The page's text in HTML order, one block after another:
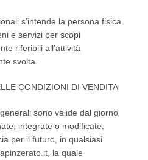
s'intende la persona fisica
e servizi per scopi
riferibili all'attività
svolta.
CONDIZIONI DI VENDITA
sono valide dal giorno
integrate o modificate,
per il futuro, in qualsiasi
la quale